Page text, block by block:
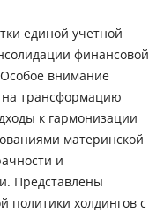
единой учетной
финансовой
внимание
на трансформацию
к гармонизации
материнской
и
Представлены
политики холдингов с